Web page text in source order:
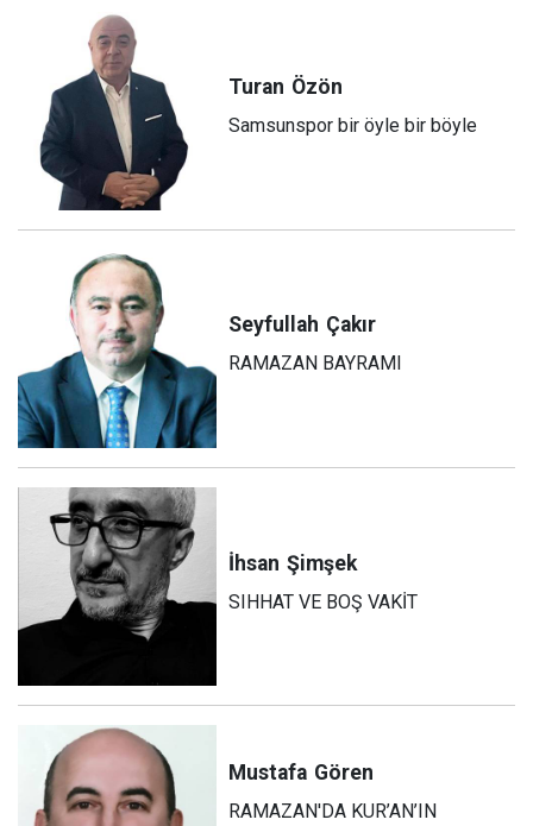
Turan Özön
Samsunspor bir öyle bir böyle
Seyfullah Çakır
RAMAZAN BAYRAMI
İhsan Şimşek
SIHHAT VE BOŞ VAKİT
Mustafa Gören
RAMAZAN'DA KUR’AN’IN